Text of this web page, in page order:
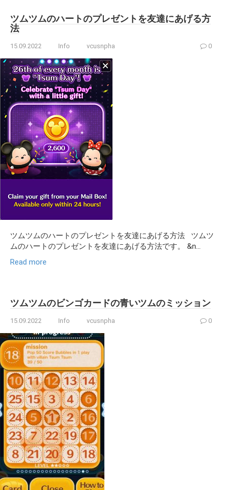
ツムツムのハートのプレゼントを友達にあげる方
法
15.09.2022 Info vcusnpha 0
ツムツムのハートのプレゼントを友達にあげる方法 ツムツ
ムのハートのプレゼントを友達にあげる方法です。 &n...
Read more
ツムツムのビンゴカードの青いツムのミッション
15.09.2022 Info vcusnpha 0